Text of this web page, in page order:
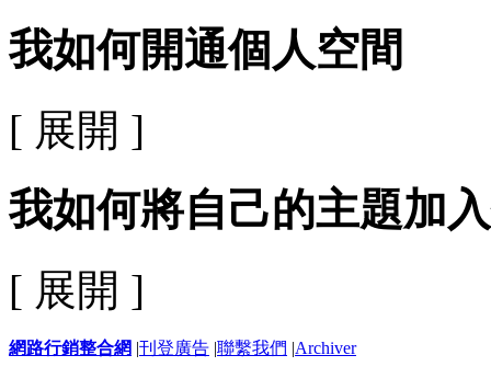
我如何開通個人空間
[ 展開 ]
我如何將自己的主題加
[ 展開 ]
網路行銷整合網 |刊登廣告 |聯繫我們 |Archiver